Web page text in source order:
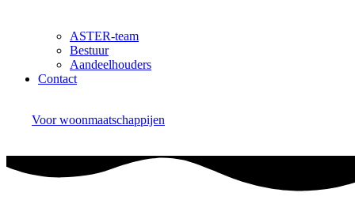
ASTER-team
Bestuur
Aandeelhouders
Contact
Voor woonmaatschappijen